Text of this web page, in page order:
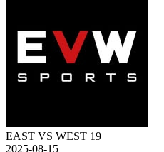
EAST VS WEST 19
2025-08-15